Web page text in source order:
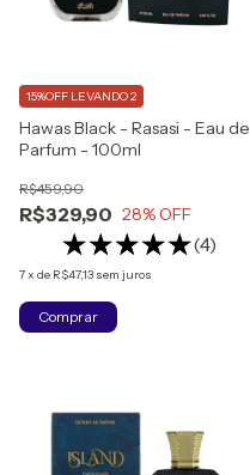
Hawas Black - Rasasi - Eau de
Parfum - 100ml
R$329,90
R$459,90
28% OFF
(4)
7x de R$47,13 sem juros
15%OFF LEVANDO 2